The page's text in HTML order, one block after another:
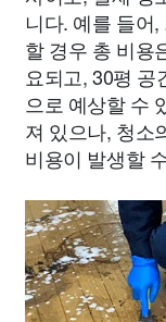
니다. 예를 들어
할 경우 총 비용
요되고, 30평 공
으로 예상할 수
져 있으나, 청소
비용이 발생할